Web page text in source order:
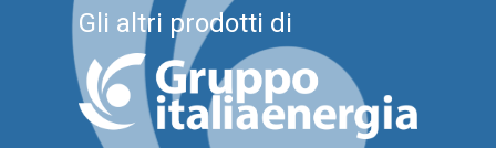
Gli altri prodotti di